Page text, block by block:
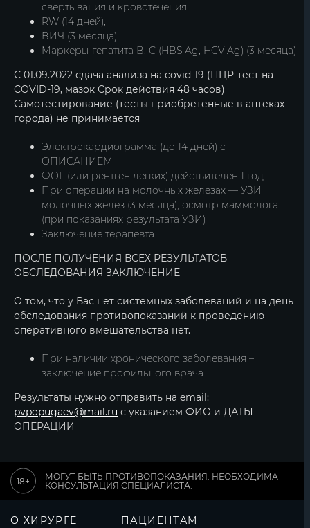
свёртывания и кровотечения.
RW (14 дней),
ВИЧ (3 месяца)
Маркеры гепатита В, С (HBS Ag, HCV Ag) (3 месяца)
С 01.09.2022 сдача анализа на covid-19 (ПЦР-тест на
COVID-19, мазок Срок действия 48 часов)
Самотестирование (тесты приобретённые в аптеках
города) не принимается
Электрокардиограмма (до 14 дней) с
ОПИСАНИЕМ
ФОГ (или рентген легких) действителен 1 год
При операции на молочных железах — УЗИ
молочных желез (3 месяца), осмотр маммолога
(при показаниях результата УЗИ)
Заключение терапевта
ПОСЛЕ ПОЛУЧЕНИЯ ВСЕХ РЕЗУЛЬТАТОВ
ОБСЛЕДОВАНИЯ ЗАКЛЮЧЕНИЕ
О том, что у Вас нет системных заболеваний и на день
обследования противопоказаний к проведению
оперативного вмешательства нет.
При наличии хронического заболевания –
заключение профильного врача
Результаты нужно отправить на email:
pvpopugaev@mail.ru с указанием ФИО и ДАТЫ
ОПЕРАЦИИ
МОГУТ БЫТЬ ПРОТИВОПОКАЗАНИЯ. НЕОБХОДИМА
КОНСУЛЬТАЦИЯ СПЕЦИАЛИСТА.
О ХИРУРГЕ ПАЦИЕНТАМ